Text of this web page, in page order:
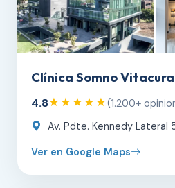
Clínica Somno Vitacura
4.8★★★★★(1.200+
Av. Pdte. Kennedy Lateral
Ver en Google Maps